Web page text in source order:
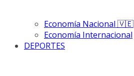
Economía Nacional 🇻🇪
Economía Internacional
DEPORTES